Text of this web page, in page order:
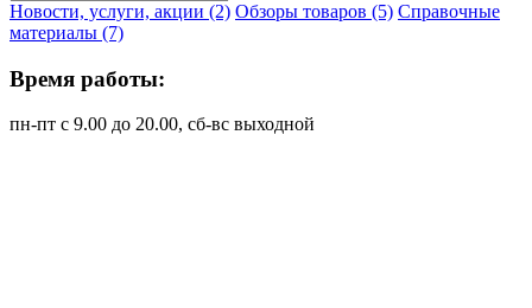
Новости, услуги, акции (2) Обзоры товаров (5) Справочные
материалы (7)
Время работы:
пн-пт с 9.00 до 20.00, сб-вс выходной